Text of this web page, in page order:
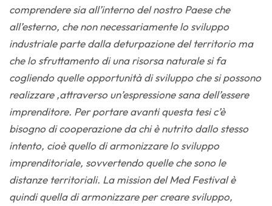
comprendere sia all’interno del nostro Paese che
all’esterno, che non necessariamente lo sviluppo
industriale parte dalla deturpazione del territorio ma
che lo sfruttamento di una risorsa naturale si fa
cogliendo quelle opportunità di sviluppo che si possono
realizzare ,attraverso un’espressione sana dell’essere
imprenditore. Per portare avanti questa tesi c’è
bisogno di cooperazione da chi è nutrito dallo stesso
intento, cioè quello di armonizzare lo sviluppo
imprenditoriale, sovvertendo quelle che sono le
distanze territoriali. La mission del Med Festival è
quindi quella di armonizzare per creare sviluppo,